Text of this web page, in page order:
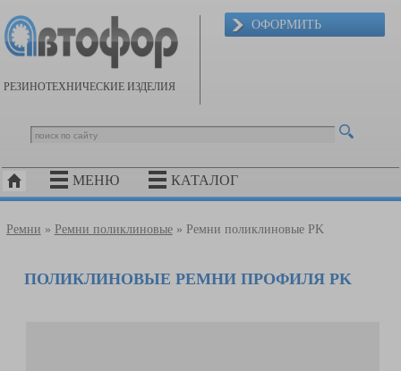
РЕЗИНОТЕХНИЧЕСКИЕ ИЗДЕЛИЯ
ОФОРМИТЬ
МЕНЮ КАТАЛОГ
Ремни » Ремни поликлиновые» Ремни поликлиновые PK
ПОЛИКЛИНОВЫЕ РЕМНИ ПРОФИЛЯ PK